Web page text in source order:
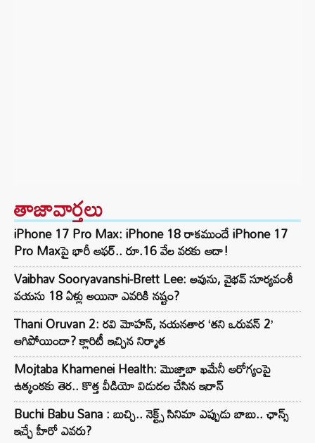
తాజావార్తలు
iPhone 17 Pro Max: iPhone 18 రాకముందే iPhone 17
Pro Maxపై భారీ ఆఫర్.. రూ.16 వేల వరకు ఆదా!
Vaibhav Sooryavanshi-Brett Lee: అవును, వైభవ్ సూర్యవంశీ
వయసు 18 ఏళ్లు అయినా ఎవరికి నష్టం?
Thani Oruvan 2: రవి మోహన్, నయనతార ‘తని ఒరువన్ 2’
ఆగిపోయిందా? క్లారిటీ ఇచ్చిన నిర్మాత
Mojtaba Khamenei Health: మొజ్తాబా ఖమేనీ ఆరోగ్యంపై
ఉత్కంఠకు తెర.. కొత్త వీడియో విడుదల చేసిన ఇరాన్
Buchi Babu Sana : బుచ్చి.. నెక్ట్స్ సినిమా ఎప్పుడు బాబు.. ఛాన్స్
ఇచ్చే హీరో ఎవరు?